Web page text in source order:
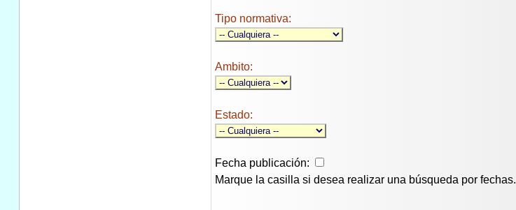
Tipo normativa:
Ambito:
Estado:
Fecha publicación:
Marque la casilla si desea realizar una búsqueda por fechas.